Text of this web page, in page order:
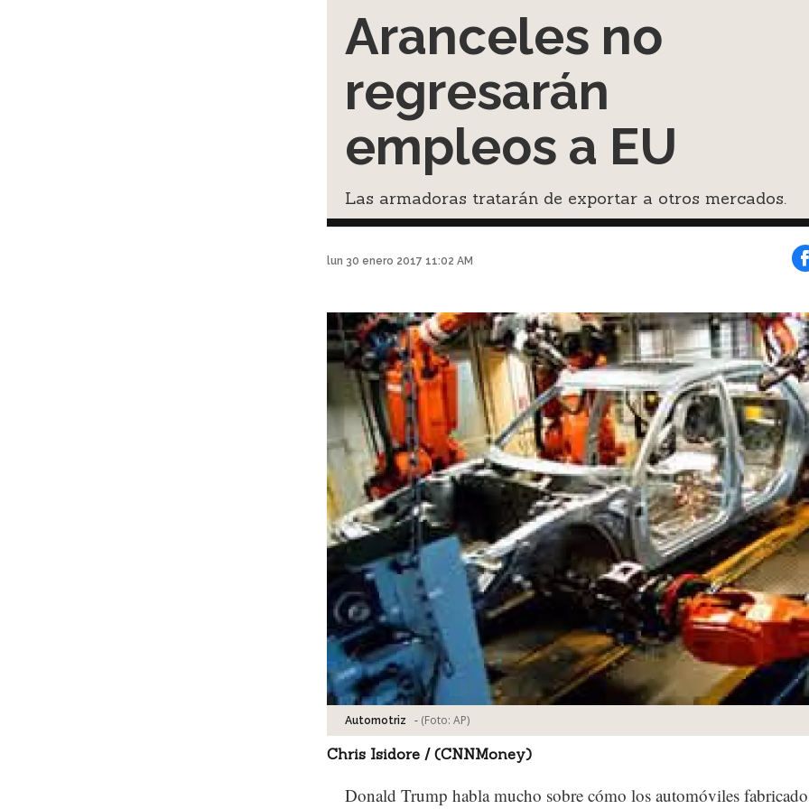
Aranceles no
regresarán
empleos a EU
Las armadoras tratarán de exportar a otros mercados.
lun 30 enero 2017 11:02 AM
Automotriz - (Foto: AP)
Chris Isidore / (CNNMoney)
Donald Trump habla mucho sobre cómo los automóviles